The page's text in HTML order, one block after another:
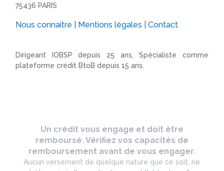
75436 PARIS
Nous connaître Mentions légales |Contact
Dirigeant IOBSP depuis 25 ans, Spécialiste comme
plateforme crédit BtoB depuis 15 ans.
Un crédit vous engage et doit être
remboursé. Vérifiez vos capacités de
remboursement avant de vous engager.
Aucun versement de quelque nature que ce soit, ne